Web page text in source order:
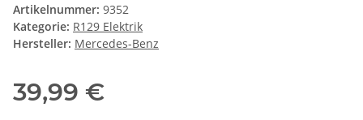
Artikelnummer: 9352
Kategorie: R129 Elektrik
Hersteller: Mercedes-Benz
39,99 €